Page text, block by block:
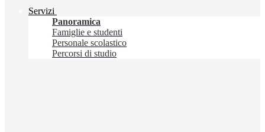
Servizi
Panoramica
Famiglie e studenti
Personale scolastico
Percorsi di studio